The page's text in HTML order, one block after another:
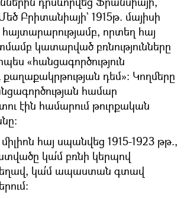
Բրիտանիայի` 1915թ. մայիսի
որտեղ հայ
կատարված բռնությունները
«հանցագործություն
քաղաքակրթության դեմ»: Կողմերը
համար
էին համարում թուրքական
միլիոն հայ սպանվեց 1915-1923 թթ.,
կա՛մ բռնի կերպով
կա՛մ ապաստան գտավ